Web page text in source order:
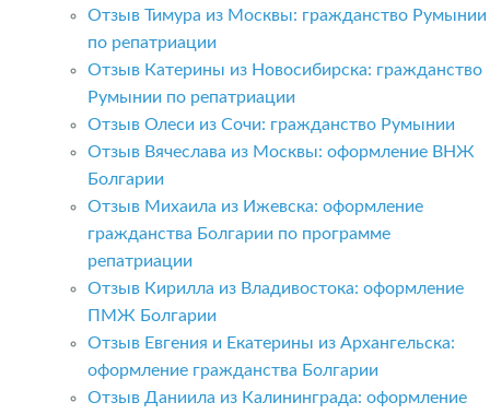
Отзыв Тимура из Москвы: гражданство Румынии
по репатриации
Отзыв Катерины из Новосибирска: гражданство
Румынии по репатриации
Отзыв Олеси из Сочи: гражданство Румынии
Отзыв Вячеслава из Москвы: оформление ВНЖ
Болгарии
Отзыв Михаила из Ижевска: оформление
гражданства Болгарии по программе
репатриации
Отзыв Кирилла из Владивостока: оформление
ПМЖ Болгарии
Отзыв Евгения и Екатерины из Архангельска:
оформление гражданства Болгарии
Отзыв Даниила из Калининграда: оформление